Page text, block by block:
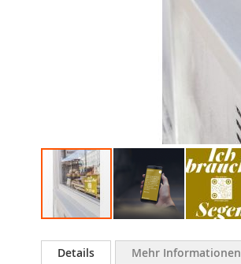
Anfang
Details Mehr Informationen